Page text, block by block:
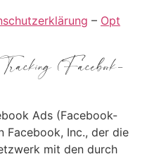
– Opt
(Facebook-
Ads (Facebook-
Facebook, Inc., der die
mit den durch